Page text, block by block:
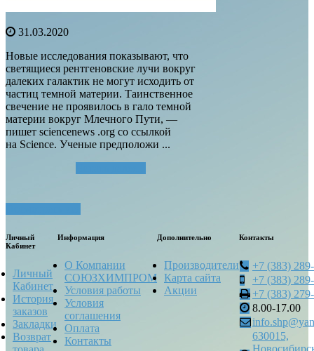
31.03.2020
Новые исследования показывают, что
светящиеся рентгеновские лучи вокруг
далеких галактик не могут исходить от
частиц темной материи. Таинственное
свечение не проявилось в гало темной
материи вокруг Млечного Пути, —
пишет sciencenews .org со ссылкой
на Science. Ученые предположи ...
Личный
Кабинет
Личный
Кабинет
История
заказов
Закладки
Возврат
Информация
О Компании
СОЮЗХИМПРОМ
Условия работы
Условия
соглашения
Оплата
Контакты
Дополнительно
Производители
Карта сайта
Акции
Контакты
+7 (383)
+7 (383)
+7 (383)
8.00-17.00
630015,